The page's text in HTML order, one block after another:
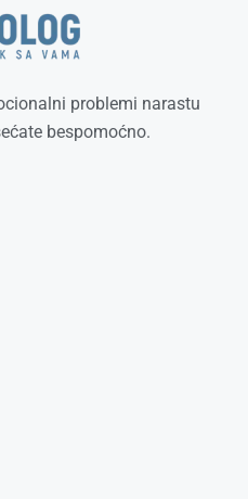
problemi narastu
bespomoćno.